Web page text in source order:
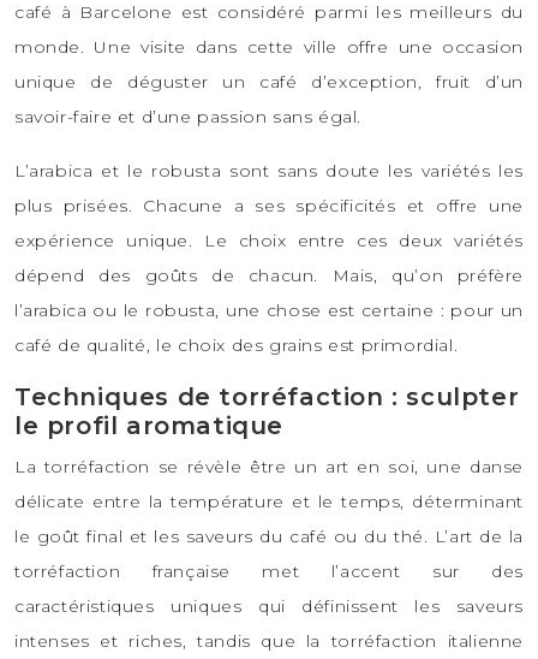
café à Barcelone est considéré parmi les meilleurs du
monde. Une visite dans cette ville offre une occasion
unique de déguster un café d’exception, fruit d’un
savoir-faire et d’une passion sans égal.
L’arabica et le robusta sont sans doute les variétés les
plus prisées. Chacune a ses spécificités et offre une
expérience unique. Le choix entre ces deux variétés
dépend des goûts de chacun. Mais, qu’on préfère
l’arabica ou le robusta, une chose est certaine : pour un
café de qualité, le choix des grains est primordial.
Techniques de torréfaction : sculpter
le profil aromatique
La torréfaction se révèle être un art en soi, une danse
délicate entre la température et le temps, déterminant
le goût final et les saveurs du café ou du thé. L’art de la
torréfaction française met l’accent sur des
caractéristiques uniques qui définissent les saveurs
intenses et riches, tandis que la torréfaction italienne